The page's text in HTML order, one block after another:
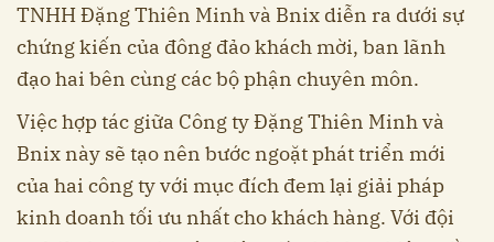
TNHH Đặng Thiên Minh và Bnix diễn ra dưới sự
chứng kiến của đông đảo khách mời, ban lãnh
đạo hai bên cùng các bộ phận chuyên môn.
Việc hợp tác giữa Công ty Đặng Thiên Minh và
Bnix này sẽ tạo nên bước ngoặt phát triển mới
của hai công ty với mục đích đem lại giải pháp
kinh doanh tối ưu nhất cho khách hàng. Với đội